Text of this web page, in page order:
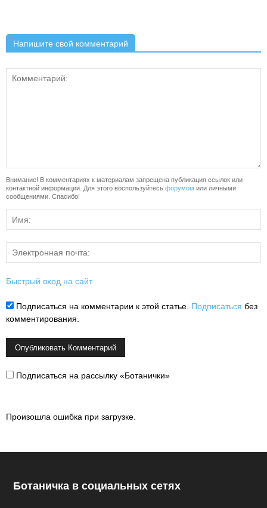
Напишите свой комментарий
Внимание! В комментариях к материалам запрещена публикация ссылок или
контактной информации. Для этого воспользуйтесь форумом или личными
сообщениями. Спасибо!
Быстрый вход на сайт
Подписаться на комментарии к этой статье. Подписаться без
комментирования.
Подписаться на рассылку «Ботанички»
Произошла ошибка при загрузке.
Ботаничка в социальных сетях